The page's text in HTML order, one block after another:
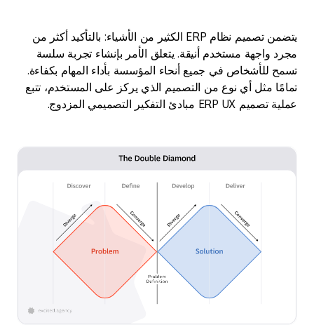
يتضمن تصميم نظام ERP الكثير من الأشياء: بالتأكيد أكثر من
مجرد واجهة مستخدم أنيقة. يتعلق الأمر بإنشاء تجربة سلسة
تسمح للأشخاص في جميع أنحاء المؤسسة بأداء المهام بكفاءة.
تمامًا مثل أي نوع من التصميم الذي يركز على المستخدم، تتبع
عملية تصميم ERP UX مبادئ التفكير التصميمي المزدوج.